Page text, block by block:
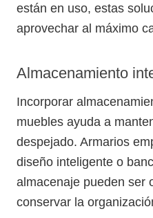
están en uso, estas
aprovechar al máximo
Almacenamiento
Incorporar
muebles ayuda a
despejado. Armarios
diseño inteligente o
almacenaje pueden ser
conservar la